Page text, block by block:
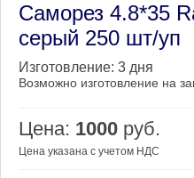
Саморез 4.8*35
серый 250 шт/уп
Изготовление: 3 дня
Возможно изготовление на
Цена: 1000 руб.
Цена указана с учетом НДС